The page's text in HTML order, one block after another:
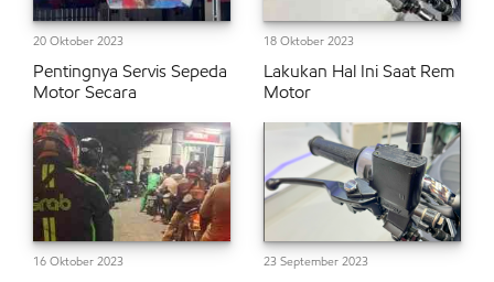
20 Oktober 2023
Pentingnya Servis Sepeda
Motor Secara
18 Oktober 2023
Lakukan Hal Ini Saat Rem
Motor
16 Oktober 2023 23 September 2023